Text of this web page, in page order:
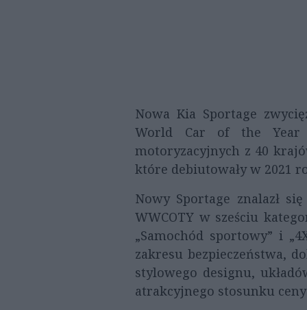
Nowa Kia Sportage
World Car of the Year
motoryzacyjnych z 40
które debiutowały w 2021
Nowy Sportage znalazł
WWCOTY w sześciu
„Samochód sportowy” i
zakresu bezpieczeństwa,
stylowego designu,
atrakcyjnego stosunku